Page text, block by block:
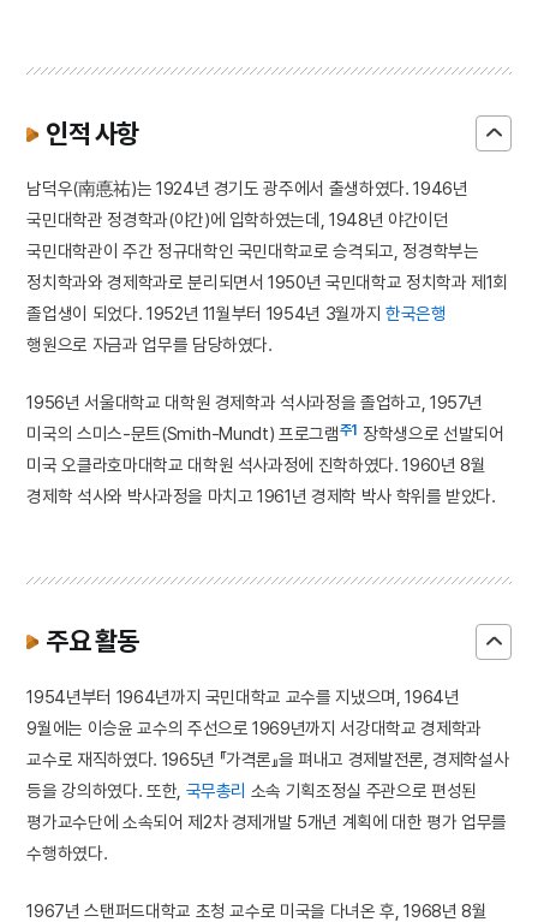
인적 사항
남덕우(南悳祐)는 1924년 경기도 광주에서 출생하였다. 1946년
국민대학관 정경학과(야간)에 입학하였는데, 1948년 야간이던
국민대학관이 주간 정규대학인 국민대학교로 승격되고, 정경학부는
정치학과와 경제학과로 분리되면서 1950년 국민대학교 정치학과 제1회
졸업생이 되었다. 1952년 11월부터 1954년 3월까지 한국은행
행원으로 자금과 업무를 담당하였다.
1956년 서울대학교 대학원 경제학과 석사과정을 졸업하고, 1957년
미국의 스미스-문트(Smith-Mundt) 프로그램주1 장학생으로 선발되어
미국 오클라호마대학교 대학원 석사과정에 진학하였다. 1960년 8월
경제학 석사와 박사과정을 마치고 1961년 경제학 박사 학위를 받았다.
주요 활동
1954년부터 1964년까지 국민대학교 교수를 지냈으며, 1964년
9월에는 이승윤 교수의 주선으로 1969년까지 서강대학교 경제학과
교수로 재직하였다. 1965년 『가격론』을 펴내고 경제발전론, 경제학설사
등을 강의하였다. 또한, 국무총리 소속 기획조정실 주관으로 편성된
평가교수단에 소속되어 제2차 경제개발 5개년 계획에 대한 평가 업무를
수행하였다.
1967년 스탠퍼드대학교 초청 교수로 미국을 다녀온 후, 1968년 8월